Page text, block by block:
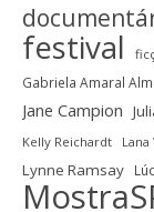
festival
Gabriela Amaral
Jane Campion
Kelly Reichardt Lana
Lynne Ramsay